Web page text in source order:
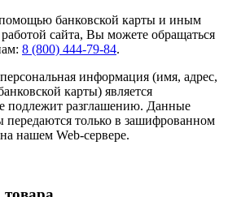
банковской карты и иным
сайта, Вы можете обращаться
8 (800) 444-79-84.
информация (имя, адрес,
карты) является
подлежит разглашению. Данные
передаются только в зашифрованном
нашем Web-сервере.